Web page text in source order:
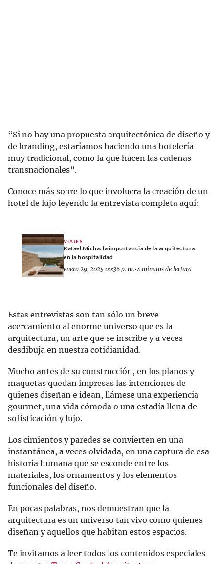
“Si no hay una propuesta arquitectónica de diseño y
de branding, estaríamos haciendo una hotelería
muy tradicional, como la que hacen las cadenas
transnacionales”.
Conoce más sobre lo que involucra la creación de un
hotel de lujo leyendo la entrevista completa aquí:
VIAJES
Rafael Micha: la importancia de la arquitectura
en la hospitalidad
enero 29, 2025 00:36 p. m.•4 minutos de lectura
Estas entrevistas son tan sólo un breve
acercamiento al enorme universo que es la
arquitectura, un arte que se inscribe y a veces
desdibuja en nuestra cotidianidad.
Mucho antes de su construcción, en los planos y
maquetas quedan impresas las intenciones de
quienes diseñan e idean, llámese una experiencia
gourmet, una vida cómoda o una estadía llena de
sofisticación y lujo.
Los cimientos y paredes se convierten en una
instantánea, a veces olvidada, en una captura de esa
historia humana que se esconde entre los
materiales, los ornamentos y los elementos
funcionales del diseño.
En pocas palabras, nos demuestran que la
arquitectura es un universo tan vivo como quienes
diseñan y aquellos que habitan estos espacios.
Te invitamos a leer todos los contenidos especiales